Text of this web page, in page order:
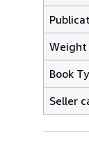
Weight
Book
Seller